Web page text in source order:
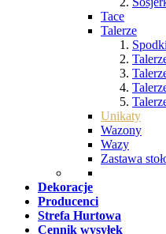
Tace
Talerze
Spodki
Unikaty
Wazony
Wazy
Zastawa
Dekoracje
Producenci
Strefa Hurtowa
Cennik wysyłek